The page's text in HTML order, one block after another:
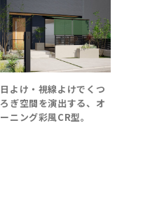
日よけ・視線よけでくつ
ろぎ空間を演出する、オ
ーニング彩風CR型。